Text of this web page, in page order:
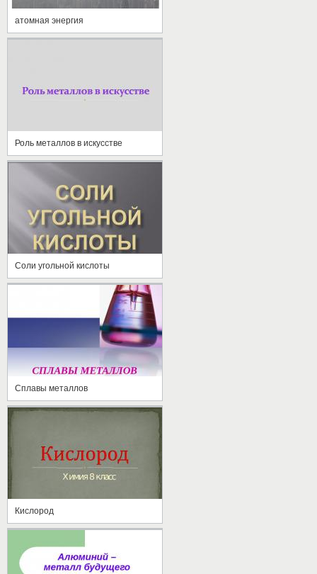
атомная энергия
Роль металлов в искусстве
Соли угольной кислоты
Сплавы металлов
Кислород